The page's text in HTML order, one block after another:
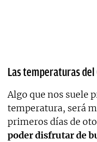
Las temperaturas del
Algo que nos suele
temperatura, será
primeros días de
poder disfrutar de